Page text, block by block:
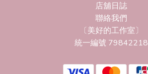
店舖日誌
聯絡我們
〔美好的工作室〕
統一編號 79842218